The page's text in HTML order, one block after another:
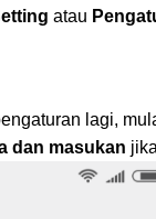
atau
lagi,
dan masukan